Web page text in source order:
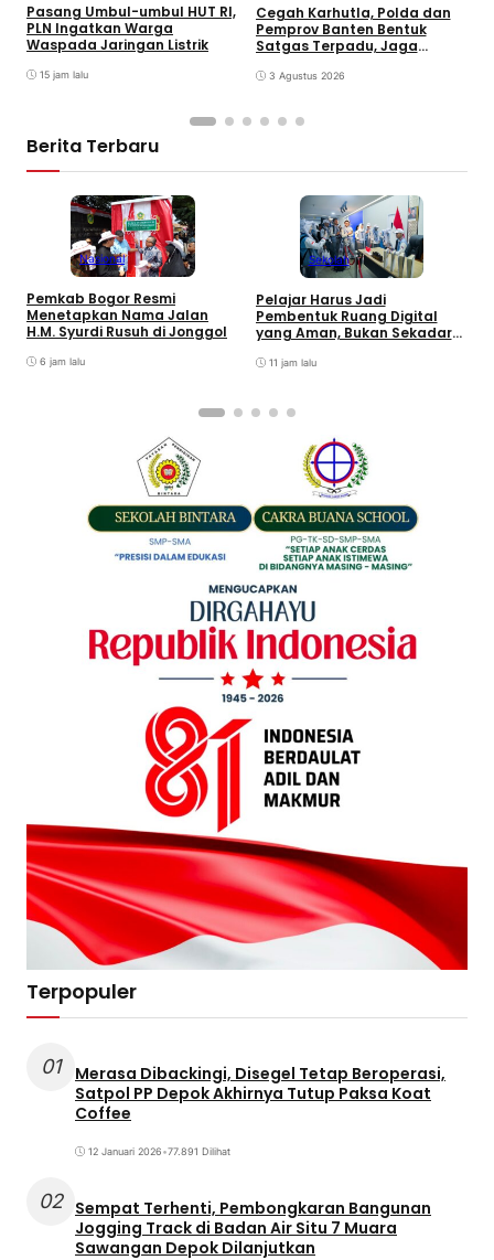
Pasang Umbul-umbul HUT RI,
PLN Ingatkan Warga
Waspada Jaringan Listrik
15 jam lalu
Cegah Karhutla, Polda dan
Pemprov Banten Bentuk
Satgas Terpadu, Jaga
3 Agustus 2026
Berita Terbaru
Nasional
Pemkab Bogor Resmi
Menetapkan Nama Jalan
H.M. Syurdi Rusuh di Jonggol
6 jam lalu
Sekolah
Pelajar Harus Jadi
Pembentuk Ruang Digital
yang Aman, Bukan Sekadar
11 jam lalu
Terpopuler
01
Merasa Dibackingi, Disegel Tetap Beroperasi,
Satpol PP Depok Akhirnya Tutup Paksa Koat
Coffee
12 Januari 2026•77.891 Dilihat
02 Sempat Terhenti, Pembongkaran Bangunan
Jogging Track di Badan Air Situ 7 Muara
Sawangan Depok Dilanjutkan